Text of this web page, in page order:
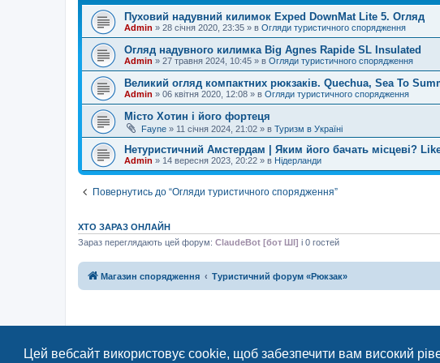
Цей вебсайт використовує cookie, щоб забезпечити вам високий
Пуховий надувний килимок Exped DownMat Lite 5. Огляд
Admin » 28 січня 2020, 23:35 » в Огляди туристичного спорядження
Огляд надувного килимка Big Agnes Rapide SL Insulated
Admin » 27 травня 2024, 10:45 » в Огляди туристичного спорядження
Великий огляд компактних рюкзаків. Quechua, Sea To
Admin » 06 квітня 2020, 12:08 » в Огляди туристичного спорядження
Місто Хотин і його фортеця
Fayne » 11 січня 2024, 21:02 » в Туризм в Україні
Нетуристичний Амстердам | Яким його бачать місцеві?
Admin » 14 вересня 2023, 20:22 » в Нідерланди
Повернутись до “Огляди туристичного спорядження”
ХТО ЗАРАЗ ОНЛАЙН
Зараз переглядають цей форум: ClaudeBot [бот ШІ] і 0 гостей
Магазин спорядження Туристичний форум «Рюкзак»